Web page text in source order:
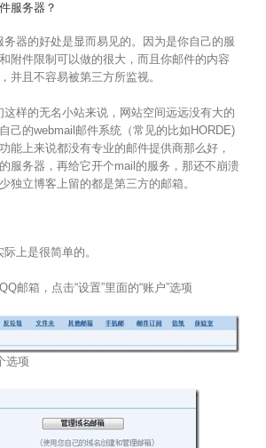
服务器？
的好处是显而易见的。因为是你自己的服
附件限制可以做的很大，而且你邮件的内容
并且不容易被第三方所监视。
的无名小站来说，网站空间远远没有大的
己的webmail邮件系统（常见的比如HORDE)
能上来说都没有专业的邮件提供商那么好，
服务器，再给它开个mail的服务，那还不崩溃
独立博客上留的都是第三方的邮箱。
是很简单的。
邮箱，点击“设置”里面的“账户”选项
选项